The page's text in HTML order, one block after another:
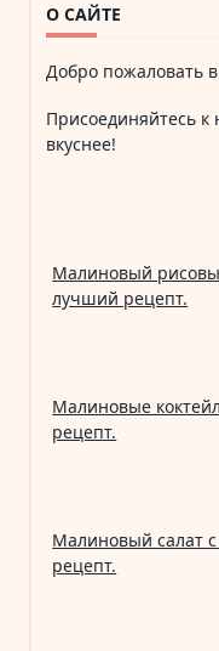
О САЙТЕ
Добро пожаловать
Присоединяйтесь
вкуснее!
Малиновый
лучший рецепт.
Малиновые
рецепт.
Малиновый салат
рецепт.